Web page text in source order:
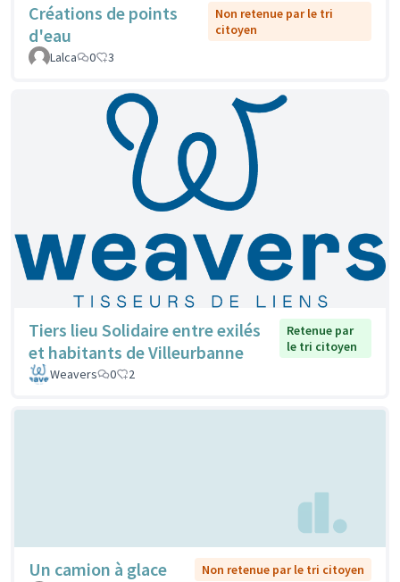
Créations de points
d'eau
Non retenue par le tri
citoyen
Lalca
0 3
Tiers lieu Solidaire entre exilés
et habitants de Villeurbanne
Retenue par
le tri citoyen
Weavers
0 2
Un camion à glace
Non retenue par le tri citoyen